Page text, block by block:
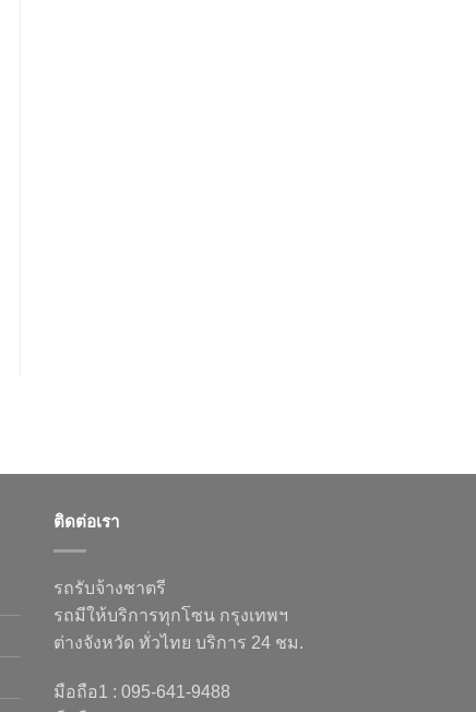
ติดต่อเรา
รถรับจ้างชาตรี
รถมีให้บริการทุกโซน กรุงเทพฯ
ต่างจังหวัด ทั่วไทย บริการ 24 ชม.
มือถือ1 : 095-641-9488